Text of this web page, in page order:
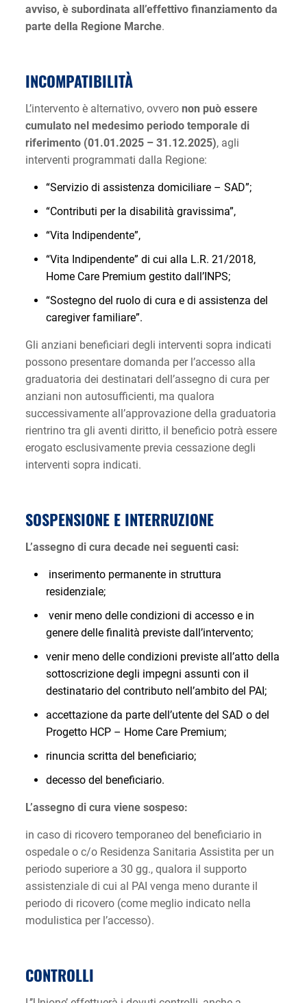
avviso, è subordinata all’effettivo finanziamento da
parte della Regione Marche.
INCOMPATIBILITÀ
L’intervento è alternativo, ovvero non può essere
cumulato nel medesimo periodo temporale di
riferimento (01.01.2025 – 31.12.2025), agli
interventi programmati dalla Regione:
“Servizio di assistenza domiciliare – SAD”;
“Contributi per la disabilità gravissima”,
“Vita Indipendente”,
“Vita Indipendente” di cui alla L.R. 21/2018,
Home Care Premium gestito dall’INPS;
“Sostegno del ruolo di cura e di assistenza del
caregiver familiare”.
Gli anziani beneficiari degli interventi sopra indicati
possono presentare domanda per l’accesso alla
graduatoria dei destinatari dell’assegno di cura per
anziani non autosufficienti, ma qualora
successivamente all’approvazione della graduatoria
rientrino tra gli aventi diritto, il beneficio potrà essere
erogato esclusivamente previa cessazione degli
interventi sopra indicati.
SOSPENSIONE E INTERRUZIONE
L’assegno di cura decade nei seguenti casi:
inserimento permanente in struttura
residenziale;
venir meno delle condizioni di accesso e in
genere delle finalità previste dall’intervento;
venir meno delle condizioni previste all’atto della
sottoscrizione degli impegni assunti con il
destinatario del contributo nell’ambito del PAI;
accettazione da parte dell’utente del SAD o del
Progetto HCP – Home Care Premium;
rinuncia scritta del beneficiario;
decesso del beneficiario.
L’assegno di cura viene sospeso:
in caso di ricovero temporaneo del beneficiario in
ospedale o c/o Residenza Sanitaria Assistita per un
periodo superiore a 30 gg., qualora il supporto
assistenziale di cui al PAI venga meno durante il
periodo di ricovero (come meglio indicato nella
modulistica per l’accesso).
CONTROLLI